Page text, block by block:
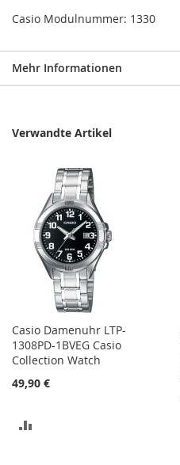
Casio Modulnummer: 1330
Mehr Informationen
Verwandte Artikel
Casio Damenuhr LTP-
1308PD-1BVEG Casio
Collection Watch
49,90 €